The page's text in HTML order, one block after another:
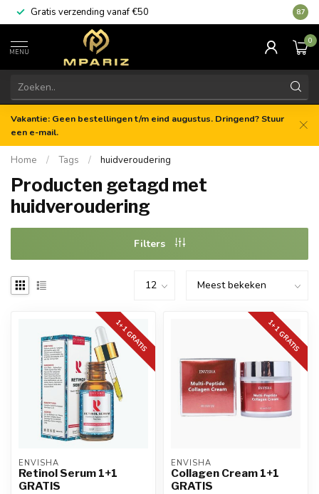
Gratis verzending vanaf €50 8.7
MENU
0
Vakantie: Geen bestellingen t/m eind augustus. Dringend? Stuur
een e-mail.
Home / Tags / huidveroudering
Producten getagd met
huidveroudering
Filters
1+1 GRATIS
ENVISHA
Retinol Serum 1+1
GRATIS
1+1 GRATIS
ENVISHA
Collagen Cream 1+1
GRATIS